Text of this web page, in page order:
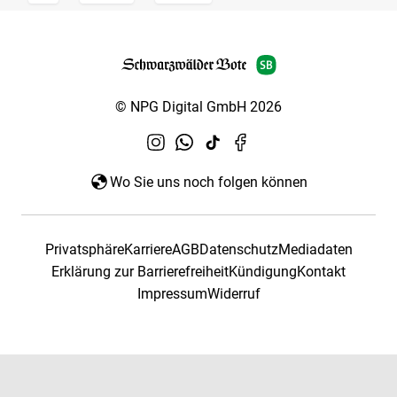
© NPG Digital GmbH 2026
Wo Sie uns noch folgen können
PrivatsphäreKarriereAGBDatenschutzMediadaten
Erklärung zur BarrierefreiheitKündigungKontakt
ImpressumWiderruf